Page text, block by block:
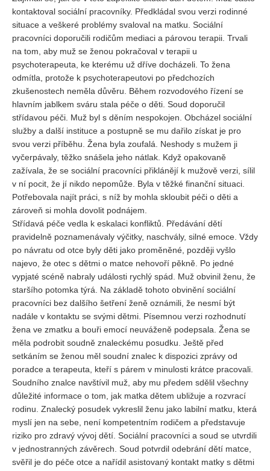
kontaktoval sociální pracovníky. Předkládal svou verzi rodinné
situace a veškeré problémy svaloval na matku. Sociální
pracovníci doporučili rodičům mediaci a párovou terapii. Trvali
na tom, aby muž se ženou pokračoval v terapii u
psychoterapeuta, ke kterému už dříve docházeli. To žena
odmítla, protože k psychoterapeutovi po předchozích
zkušenostech neměla důvěru. Během rozvodového řízení se
hlavním jablkem sváru stala péče o děti. Soud doporučil
střídavou péči. Muž byl s děním nespokojen. Obcházel sociální
služby a další instituce a postupně se mu dařilo získat je pro
svou verzi příběhu. Žena byla zoufalá. Neshody s mužem ji
vyčerpávaly, těžko snášela jeho nátlak. Když opakovaně
zažívala, že se sociální pracovníci přiklánějí k mužově verzi, sílil
v ní pocit, že jí nikdo nepomůže. Byla v těžké finanční situaci.
Potřebovala najít práci, s níž by mohla skloubit péči o děti a
zároveň si mohla dovolit podnájem.
Střídavá péče vedla k eskalaci konfliktů. Předávání dětí
pravidelně poznamenávaly výčitky, naschvály, silné emoce. Vždy
po návratu od otce byly děti jako proměněné, později vyšlo
najevo, že otec s dětmi o matce nehovoří pěkně. Po jedné
vypjaté scéně nabraly události rychlý spád. Muž obvinil ženu, že
staršího potomka týrá. Na základě tohoto obvinění sociální
pracovníci bez dalšího šetření ženě oznámili, že nesmí být
nadále v kontaktu se svými dětmi. Písemnou verzi rozhodnutí
žena ve zmatku a bouři emocí neuváženě podepsala. Žena se
měla podrobit soudně znaleckému posudku. Ještě před
setkáním se ženou měl soudní znalec k dispozici zprávy od
poradce a terapeuta, kteří s párem v minulosti krátce pracovali.
Soudního znalce navštívil muž, aby mu předem sdělil všechny
důležité informace o tom, jak matka dětem ubližuje a rozvrací
rodinu. Znalecký posudek vykreslil ženu jako labilní matku, která
myslí jen na sebe, není kompetentním rodičem a představuje
riziko pro zdravý vývoj dětí. Sociální pracovníci a soud se utvrdili
v jednostranných závěrech. Soud potvrdil odebrání dětí matce,
svěřil je do péče otce a nařídil asistovaný kontakt matky s dětmi